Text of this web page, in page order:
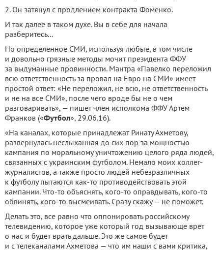
2. Он затянул с продлением контракта Фоменко.
И так далее в таком духе. Вы в себе для начала
разберитесь...
Но определенное СМИ, используя любые, в том числе
и довольно грязные методы мочит президента ФФУ
за выдуманные провинности. Мантра «Павелко переложил
всю ответственность за провал на Евро на СМИ» имеет
простой ответ: «Не переложил, не всю, не ответственность
и не на все СМИ», после чего вроде бы не о чем
разговаривать», — пишет член исполкома ФФУ Артем
Франков («Футбол», 29.06.16).
«На каналах, которые принадлежат Ринату Ахметову,
развернулась неслыханная до сих пор за мощностью
кампания по моральному уничтожению целого ряда людей,
связанных с украинским футболом. Немало моих коллег-
журналистов, а также просто людей небезразличных
к футболу пытаются как-то противодействовать этой
кампании. Что-то объяснять, кого-то оправдывать, кого-то
обвинять, кого-то высмеивать. Сразу скажу — не поможет.
Делать это, все равно что оппонировать российскому
телевидению, которое уже который год вызывающе врет
о нас и будет врать дальше. Это же самое будет
и с телеканалами Ахметова — что им наши с вами критика,